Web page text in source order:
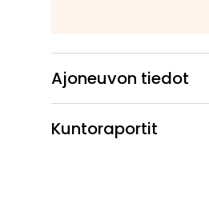
Ajoneuvon tiedot
Kuntoraportit